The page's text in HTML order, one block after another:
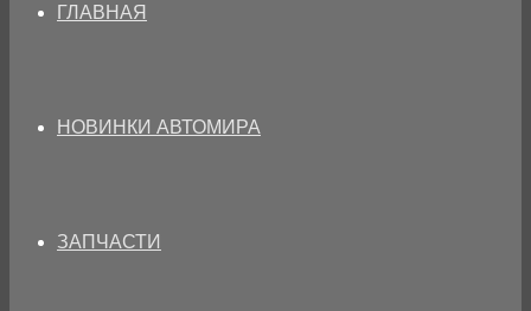
ГЛАВНАЯ
НОВИНКИ АВТОМИРА
ЗАПЧАСТИ